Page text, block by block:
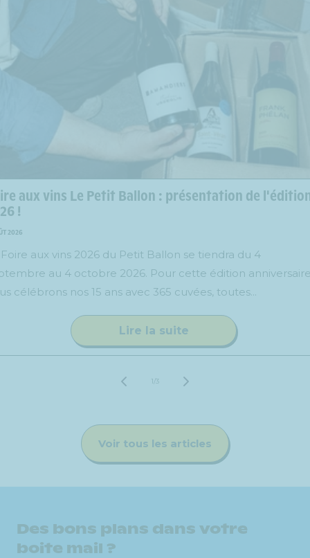
aux vins Le Petit Ballon : présentation de
!
2026
aux vins 2026 du Petit Ballon se tiendra du 4
au 4 octobre 2026. Pour cette édition
célébrons nos 15 ans avec 365 cuvées, toutes...
Lire la suite
1 /de
3
Voir tous les articles
Des bons plans dans votre
boite mail ?